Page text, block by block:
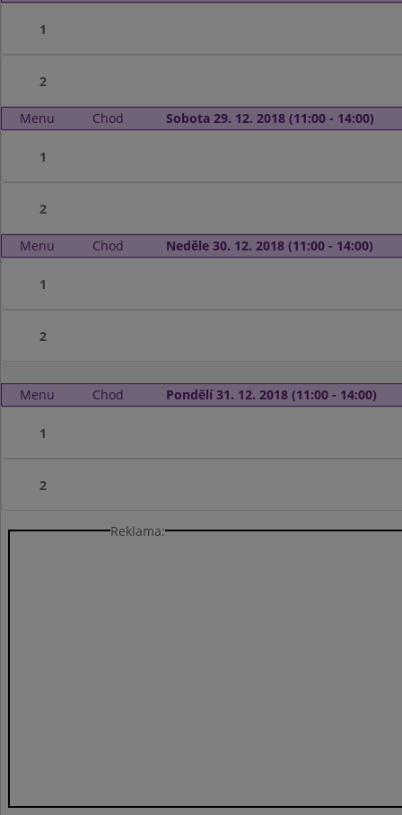
1
2
Menu Chod Sobota 29. 12. 2018 (11:00 - 14:00)
1
2
Menu Chod Neděle 30. 12. 2018 (11:00 - 14:00)
1
2
Menu Chod Pondělí 31. 12. 2018 (11:00 - 14:00)
1
2
Reklama: